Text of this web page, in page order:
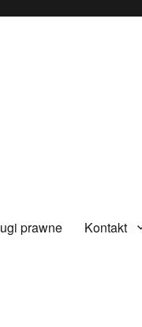
prawne Kontakt